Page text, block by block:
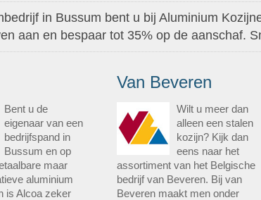
in Bussum bent u bij Aluminium
aan en bespaar tot 35% op de aanschaf.
Bent u de
eigenaar van een
bedrijfspand in
Bussum en op
maar
aluminium
is Alcoa zeker
Van Beveren
Wilt u meer dan
alleen een stalen
kozijn? Kijk dan
eens naar het
assortiment van het Belgische
bedrijf van Beveren. Bij van
Beveren maakt men onder